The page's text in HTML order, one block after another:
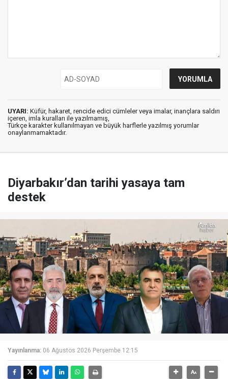
UYARI: Küfür, hakaret, rencide edici cümleler veya imalar, inançlara saldırı
içeren, imla kuralları ile yazılmamış,
Türkçe karakter kullanılmayan ve büyük harflerle yazılmış yorumlar
onaylanmamaktadır.
Diyarbakır’dan tarihi yasaya tam
destek
Yayınlanma: 06 Ağustos 2026 Perşembe 12:15